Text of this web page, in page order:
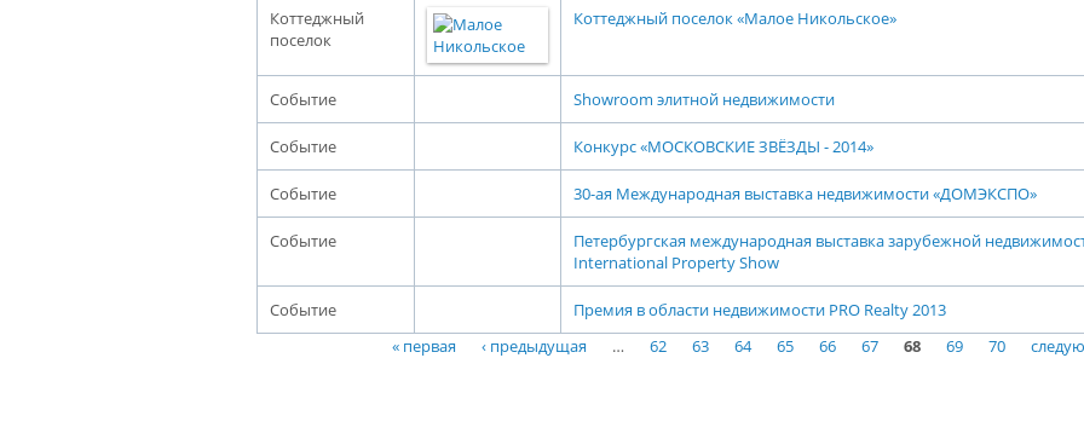
Коттеджный
поселок
Коттеджный поселок «Малое Никольское»
Событие Showroom элитной недвижимости
Событие Конкурс «МОСКОВСКИЕ ЗВЁЗДЫ - 2014»
Событие 30-ая Международная выставка недвижимости «ДОМЭКСПО»
Событие
Петербургская международная выставка зарубежной
International Property Show
Событие Премия в области недвижимости PRO Realty 2013
« первая ‹ предыдущая … 62 63 64 65 66 67 68 69 70